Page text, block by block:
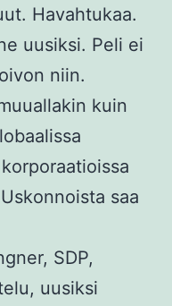
Havahtukaa.
uusiksi. Peli ei
niin.
kuin
saa
SDP,
uusiksi